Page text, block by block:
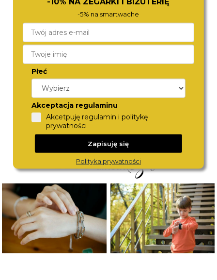
DIESEL
DZ7313
1 890,-
513821 48 85 05
-5% na smartwache
Płeć
Akceptacja regulaminu
Akcetpuję regulamin i politykę
prywatności
Zapisuję się
Polityka prywatności